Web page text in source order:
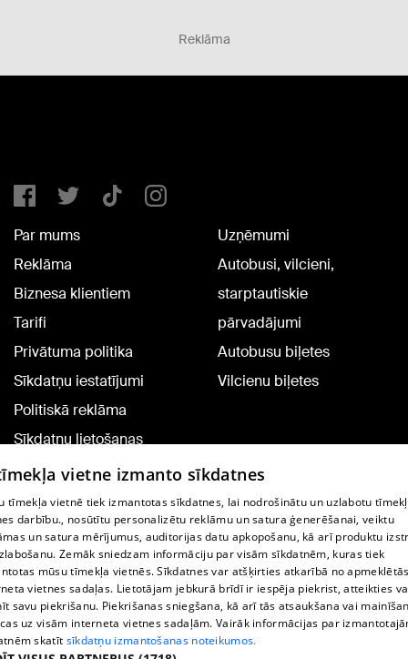
Reklāma
Par mums
Reklāma
Biznesa klientiem
Tarifi
Privātuma politika
Sīkdatņu iestatījumi
Politiskā reklāma
Sīkdatņu lietošanas
noteikumi
Komentāru pievienošana
Uzņēmumi
Autobusi, vilcieni,
starptautiskie
pārvadājumi
Autobusu biļetes
Vilcienu biļetes
TV programma
Līguma noteikumi
360 Ziņu kontakti
Helio Media
vietne izmanto sīkdatnes
tīmekļa vietnē tiek izmantotas sīkdatnes, lai nodrošinātu un uzlabotu
darbību., nosūtītu personalizētu reklāmu un satura ģenerēšanai, veiktu
un satura mērījumus, auditorijas datu apkopošanu, kā arī produktu
Zemāk sniedzam informāciju par visām sīkdatnēm, kuras tiek
mūsu tīmekļa vietnēs. Sīkdatnes var atšķirties atkarībā no
vietnes sadaļas. Lietotājam jebkurā brīdī ir iespēja piekrist, atteikties
savu piekrišanu. Piekrišanas sniegšana, kā arī tās atsaukšana vai
uz visām interneta vietnes sadaļām. Vairāk informācijas par
skatīt sīkdatņu izmantošanas noteikumos.